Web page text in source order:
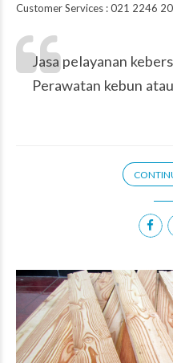
Customer Services : 021 2246
Jasa pelayanan
Perawatan kebun